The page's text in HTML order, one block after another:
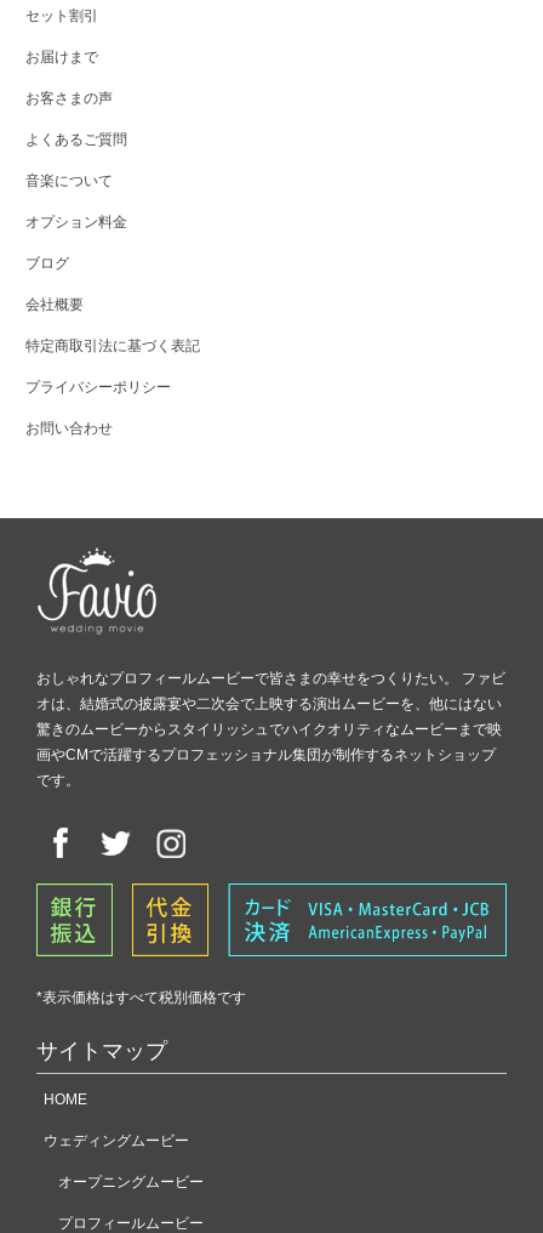
セット割引
お届けまで
お客さまの声
よくあるご質問
音楽について
オプション料金
ブログ
会社概要
特定商取引法に基づく表記
プライバシーポリシー
お問い合わせ
おしゃれなプロフィールムービーで皆さまの幸せをつくりたい。 ファビ
オは、結婚式の披露宴や二次会で上映する演出ムービーを、他にはない
驚きのムービーからスタイリッシュでハイクオリティなムービーまで映
画やCMで活躍するプロフェッショナル集団が制作するネットショップ
です。
*表示価格はすべて税別価格です
サイトマップ
HOME
ウェディングムービー
オープニングムービー
プロフィールムービー